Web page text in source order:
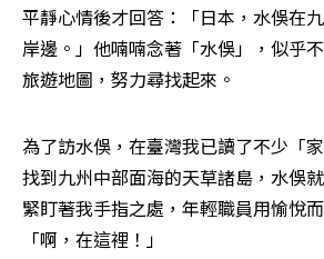
平靜心情後才回答：「日本，水俁在
岸邊。」他喃喃念著「水俁」，似乎
旅遊地圖，努力尋找起來。
為了訪水俁，在臺灣我已讀了不少「
找到九州中部面海的天草諸島，水俁
緊盯著我手指之處，年輕職員用愉悅
「啊，在這裡！」